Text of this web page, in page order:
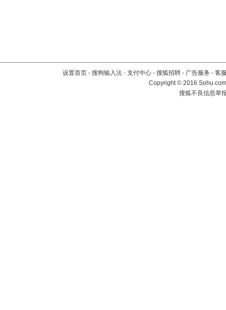
设置首页 - 搜狗输入法 - 支付中心 - 搜狐招聘 - 广告服务 - 客
Copyright©2016
搜狐不良信息举